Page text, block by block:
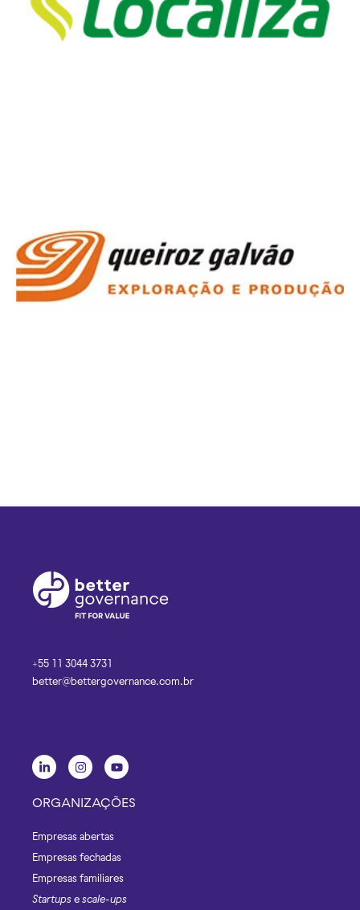
+55 11 3044 3731
better@bettergovernance.com.br
ORGANIZAÇÕES
Empresas abertas
Empresas fechadas
Empresas familiares
Startups e scale-ups